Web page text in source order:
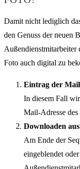
Damit nicht lediglich
den Genuss der neuen
Außendienstmitarbeiter
Foto auch digital zu
Eintrag der
In diesem Fall
Mail-Adresse des
Downloaden
Am Ende der
eingeblendet